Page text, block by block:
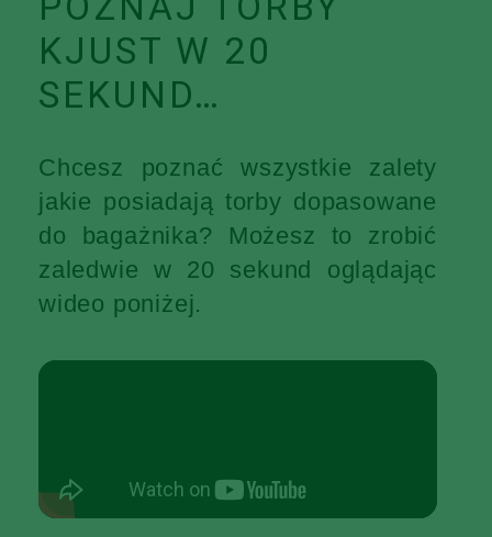
KJUST W 20
SEKUND…
Chcesz poznać wszystkie zalety
jakie posiadają torby dopasowane
do bagażnika? Możesz to zrobić
zaledwie w 20 sekund oglądając
wideo poniżej.